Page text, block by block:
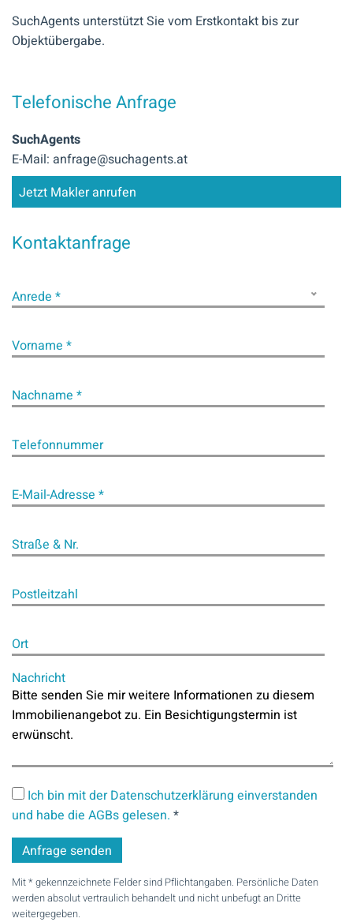
SuchAgents unterstützt Sie vom Erstkontakt bis zur
Objektübergabe.
Telefonische Anfrage
SuchAgents
E-Mail: anfrage@suchagents.at
Jetzt Makler anrufen
Kontaktanfrage
Anrede *
Vorname *
Nachname *
Telefonnummer
E-Mail-Adresse *
Straße & Nr.
Postleitzahl
Ort
Nachricht
Ich bin mit der Datenschutzerklärung einverstanden
und habe die AGBs gelesen. *
Mit * gekennzeichnete Felder sind Pflichtangaben. Persönliche Daten
werden absolut vertraulich behandelt und nicht unbefugt an Dritte
weitergegeben.